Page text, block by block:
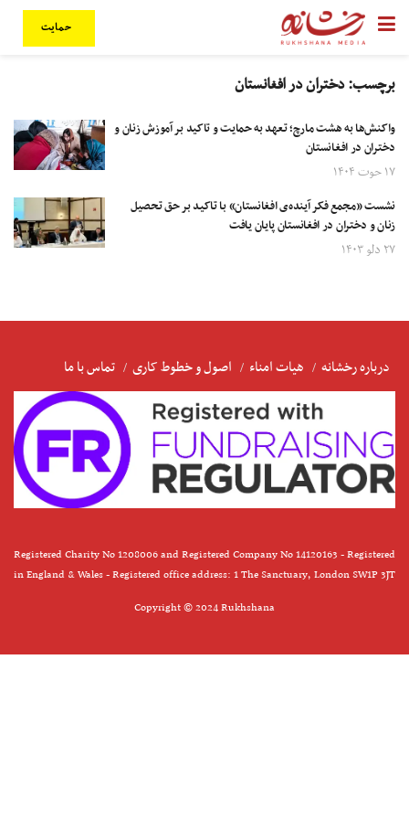
حمایت
برچسب:دختران در افغانستان
واکنش‌ها به هشت مارچ؛ تعهد به حمایت و تاکید بر آموزش زنان و
دختران در افغانستان
۱۷ حوت ۱۴۰۴
نشست «مجمع فکر آینده‌ی افغانستان» با تاکید بر حق تحصیل
زنان و دختران در افغانستان پایان یافت
۲۷ دلو ۱۴۰۳
درباره رخشانه هیات امناء اصول و خطوط کاری تماس با ما
Registered Charity No 1208006 and Registered Company No 14120163 - Registered
in England & Wales - Registered office address: 1 The Sanctuary, London SW1P 3JT
Copyright © 2024 Rukhshana